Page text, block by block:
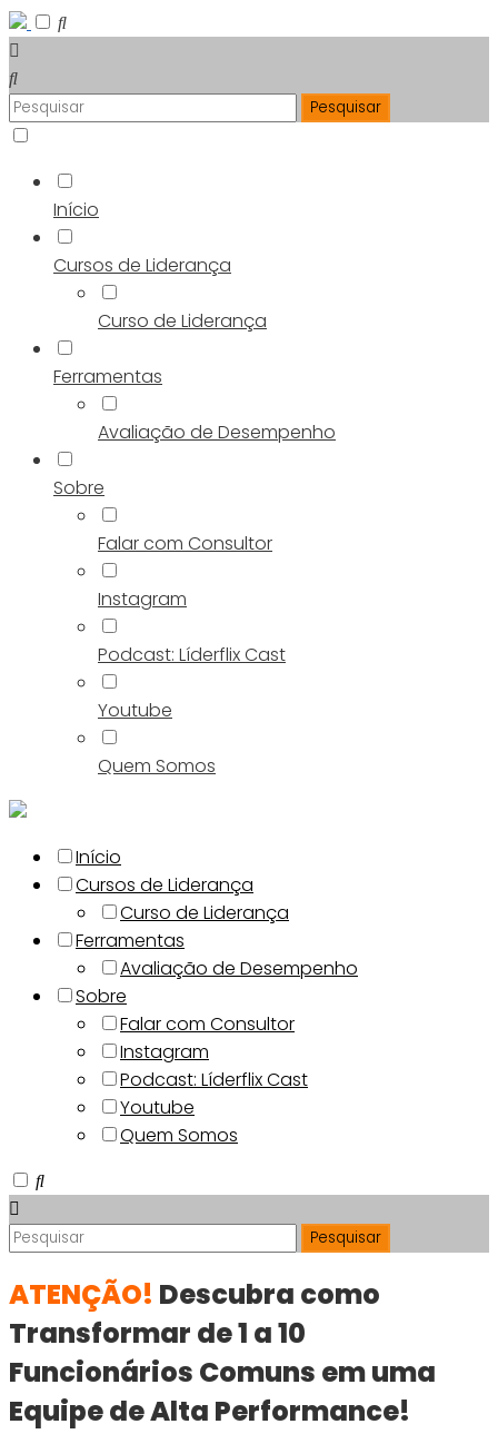
Início
Cursos de Liderança
Curso de Liderança
Ferramentas
Avaliação de Desempenho
Sobre
Falar com Consultor
Instagram
Podcast: Líderflix Cast
Youtube
Quem Somos
Início
Cursos de Liderança
Curso de Liderança
Ferramentas
Avaliação de Desempenho
Sobre
Falar com Consultor
Instagram
Podcast: Líderflix Cast
Youtube
Quem Somos
ATENÇÃO! Descubra como
Transformar de 1 a 10
Funcionários Comuns em uma
Equipe de Alta Performance!